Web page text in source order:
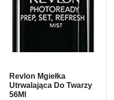
Revlon Mgiełka
Utrwalająca Do Twarzy
56Ml